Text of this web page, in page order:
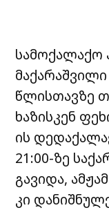
სამოქალაქო
წლისთავზე
ხაზისკენ
ის
21:00-ზე
გავიდა,
კი